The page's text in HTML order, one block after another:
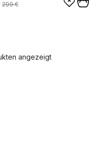
209 €
angezeigt